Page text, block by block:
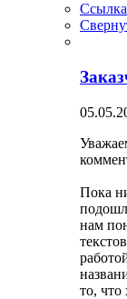
Ссылка
Пока
нам
то, что